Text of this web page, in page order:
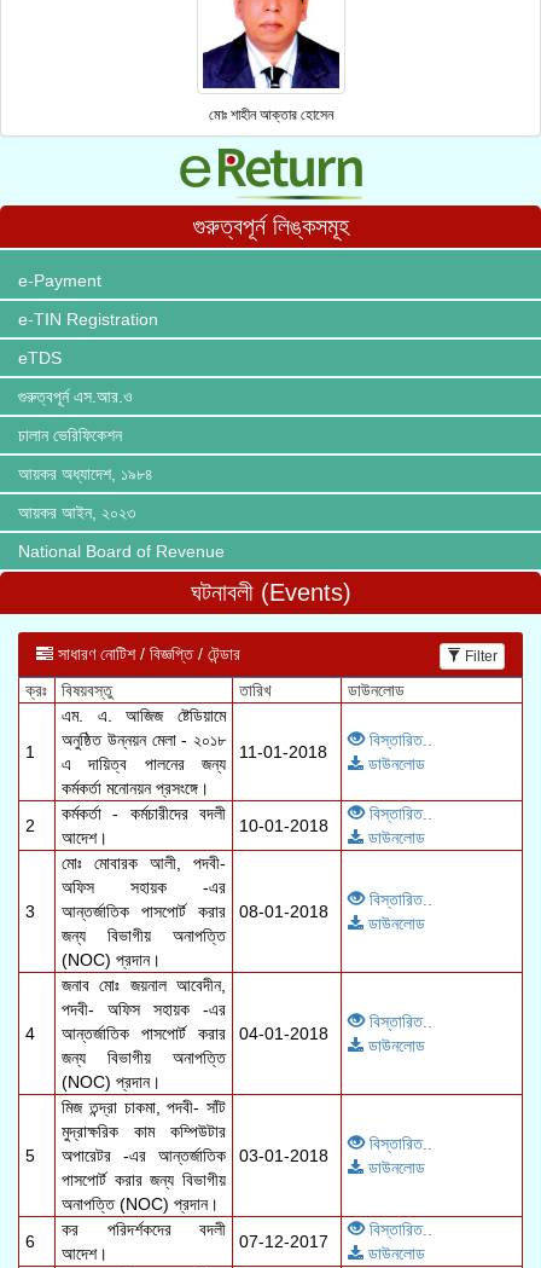
মোঃ শাহীন আক্তার হোসেন
গুরুত্বপূর্ন লিঙ্কসমূহ
e-Payment
e-TIN Registration
eTDS
গুরুত্বপূর্ন এস.আর.ও
চালান ভেরিফিকেশন
আয়কর অধ্যাদেশ, ১৯৮৪
আয়কর আইন, ২০২৩
National Board of Revenue
ঘটনাবলী (Events)
সাধারণ নোটিশ / বিজ্ঞপ্তি / টেন্ডার Filter
1
এম. এ. আজিজ ষ্টেডিয়ামে
অনুষ্ঠিত উন্নয়ন মেলা - ২০১৮
এ দায়িত্ব পালনের জন্য
কর্মকর্তা মনোনয়ন প্রসংঙ্গে।
11-01-2018
বিস্তারিত..
ডাউনলোড
2
কর্মকর্তা - কর্মচারীদের বদলী
আদেশ।
10-01-2018
বিস্তারিত..
ডাউনলোড
3
মোঃ মোবারক আলী, পদবী-
অফিস সহায়ক -এর
আন্তর্জাতিক পাসপোর্ট করার
জন্য বিভাগীয় অনাপত্তি
(NOC) প্রদান।
08-01-2018
বিস্তারিত..
ডাউনলোড
4
জনাব মোঃ জয়নাল আবেদীন,
পদবী- অফিস সহায়ক -এর
আন্তর্জাতিক পাসপোর্ট করার
জন্য বিভাগীয় অনাপত্তি
(NOC) প্রদান।
04-01-2018
বিস্তারিত..
ডাউনলোড
5
মিজ তন্দ্রা চাকমা, পদবী- সাঁট
মুদ্রাক্ষরিক কাম কম্পিউটার
অপারেটর -এর আন্তর্জাতিক
পাসপোর্ট করার জন্য বিভাগীয়
অনাপত্তি (NOC) প্রদান।
03-01-2018
বিস্তারিত..
ডাউনলোড
6
কর পরিদর্শকদের বদলী
আদেশ।
07-12-2017
বিস্তারিত..
ডাউনলোড